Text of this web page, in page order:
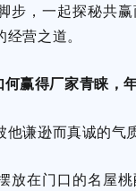
步，一起探秘共
营之道。
何赢得厂家青睐，
谦逊而真诚的气
放在门口的名屋